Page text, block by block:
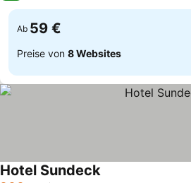
Ab 59 €
Preise von 8 Websites
Hotel Sundeck